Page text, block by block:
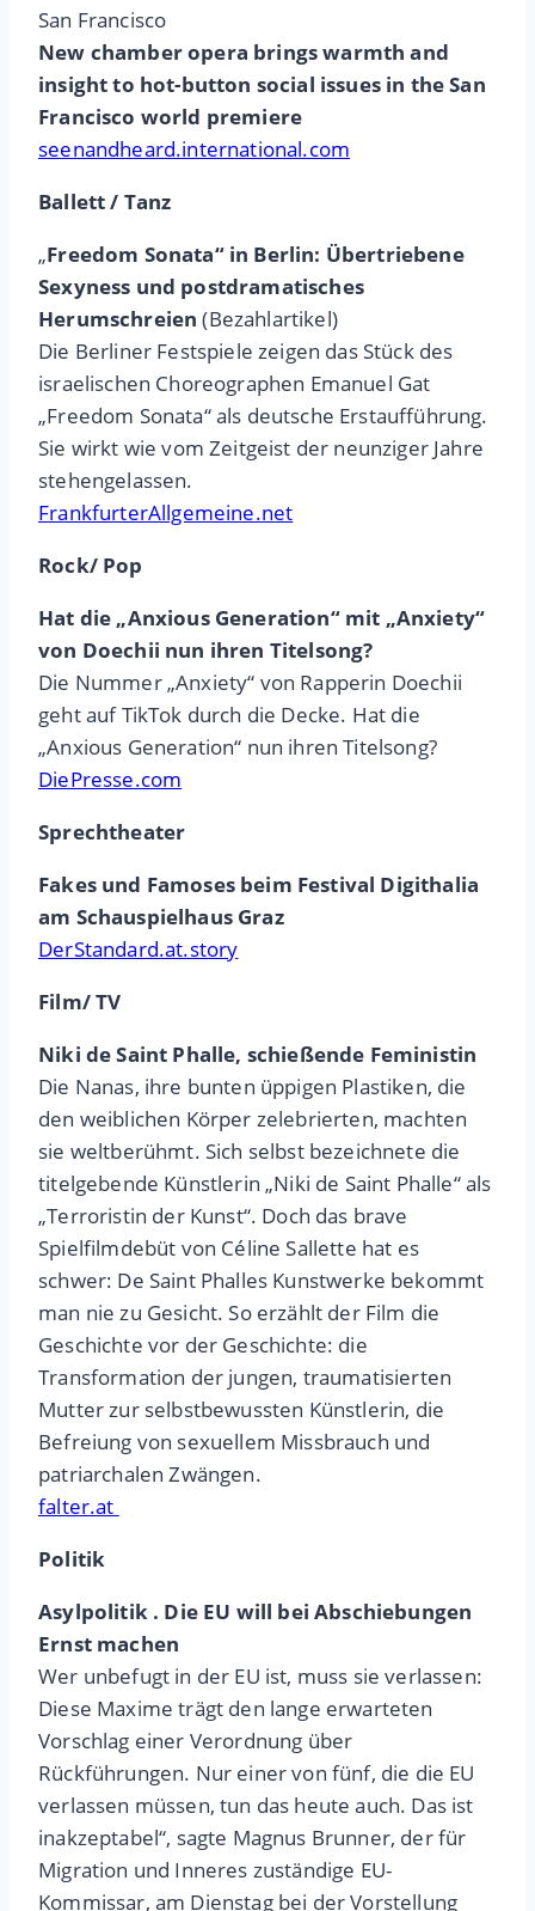
San Francisco
New chamber opera brings warmth and
insight to hot-button social issues in the San
Francisco world premiere
seenandheard.international.com
Ballett / Tanz
„Freedom Sonata“ in Berlin: Übertriebene
Sexyness und postdramatisches
Herumschreien (Bezahlartikel)
Die Berliner Festspiele zeigen das Stück des
israelischen Choreographen Emanuel Gat
„Freedom Sonata“ als deutsche Erstaufführung.
Sie wirkt wie vom Zeitgeist der neunziger Jahre
stehengelassen.
FrankfurterAllgemeine.net
Rock/ Pop
Hat die „Anxious Generation“ mit „Anxiety“
von Doechii nun ihren Titelsong?
Die Nummer „Anxiety“ von Rapperin Doechii
geht auf TikTok durch die Decke. Hat die
„Anxious Generation“ nun ihren Titelsong?
DiePresse.com
Sprechtheater
Fakes und Famoses beim Festival Digithalia
am Schauspielhaus Graz
DerStandard.at.story
Film/ TV
Niki de Saint Phalle, schießende Feministin
Die Nanas, ihre bunten üppigen Plastiken, die
den weiblichen Körper zelebrierten, machten
sie weltberühmt. Sich selbst bezeichnete die
titelgebende Künstlerin „Niki de Saint Phalle“ als
„Terroristin der Kunst“. Doch das brave
Spielfilmdebüt von Céline Sallette hat es
schwer: De Saint Phalles Kunstwerke bekommt
man nie zu Gesicht. So erzählt der Film die
Geschichte vor der Geschichte: die
Transformation der jungen, traumatisierten
Mutter zur selbstbewussten Künstlerin, die
Befreiung von sexuellem Missbrauch und
patriarchalen Zwängen.
falter.at
Politik
Asylpolitik . Die EU will bei Abschiebungen
Ernst machen
Wer unbefugt in der EU ist, muss sie verlassen:
Diese Maxime trägt den lange erwarteten
Vorschlag einer Verordnung über
Rückführungen. Nur einer von fünf, die die EU
verlassen müssen, tun das heute auch. Das ist
inakzeptabel“, sagte Magnus Brunner, der für
Migration und Inneres zuständige EU-
Kommissar, am Dienstag bei der Vorstellung